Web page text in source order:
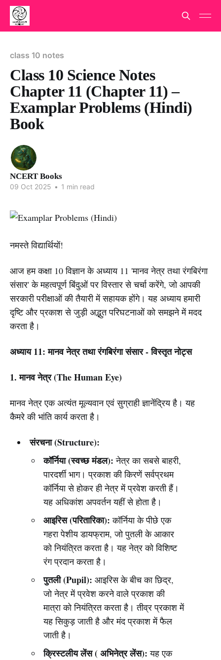
class 10 notes
Class 10 Science Notes
Chapter 11 (Chapter 11) –
Examplar Problems (Hindi)
Book
NCERT Books
09 Oct 2025 • 1 min read
नमस्ते विद्यार्थियों!
आज हम कक्षा 10 विज्ञान के अध्याय 11 'मानव नेत्र तथा रंगबिरंगा
संसार' के महत्वपूर्ण बिंदुओं पर विस्तार से चर्चा करेंगे, जो आपकी
सरकारी परीक्षाओं की तैयारी में सहायक होंगे। यह अध्याय हमारी
दृष्टि और प्रकाश से जुड़ी अद्भुत परिघटनाओं को समझने में मदद
करता है।
अध्याय 11: मानव नेत्र तथा रंगबिरंगा संसार - विस्तृत नोट्स
1. मानव नेत्र (The Human Eye)
मानव नेत्र एक अत्यंत मूल्यवान एवं सुग्राही ज्ञानेंद्रिय है। यह
कैमरे की भांति कार्य करता है।
संरचना (Structure):
कॉर्निया (स्वच्छ मंडल): नेत्र का सबसे बाहरी,
पारदर्शी भाग। प्रकाश की किरणें सर्वप्रथम
कॉर्निया से होकर ही नेत्र में प्रवेश करती हैं।
यह अधिकांश अपवर्तन यहीं से होता है।
आइरिस (परितारिका): कॉर्निया के पीछे एक
गहरा पेशीय डायफ्राम, जो पुतली के आकार
को नियंत्रित करता है। यह नेत्र को विशिष्ट
रंग प्रदान करता है।
पुतली (Pupil): आइरिस के बीच का छिद्र,
जो नेत्र में प्रवेश करने वाले प्रकाश की
मात्रा को नियंत्रित करता है। तीव्र प्रकाश में
यह सिकुड़ जाती है और मंद प्रकाश में फैल
जाती है।
क्रिस्टलीय लेंस ( अभिनेत्र लेंस): यह एक